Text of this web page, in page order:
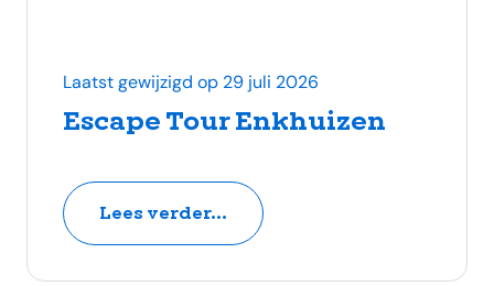
Escape Tour Enkhuizen
Laatst gewijzigd op 29 juli 2026
Lees verder...